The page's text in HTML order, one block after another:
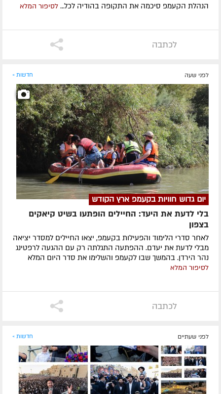
הנהלת הקעמפ סיכמה את התקופה בהודיה לכל... לסיפור המלא
לכתבה
לפני שעה חדשות »
יום גדוש חוויות בקעמפ ארץ הקודש
בלי לדעת את היעד: החיילים הופתעו בשיט קיאקים
בצפון
לאחר סדרי הלימוד והפעילות בקעמפ, יצאו החיילים למסדר יציאה
מבלי לדעת את יעדם. ההפתעה התגלתה רק עם ההגעה לרפטינג
נהר הירדן. בהמשך שבו לקעמפ והשלימו את סדר היום המלא
לסיפור המלא
לכתבה
לפני שעתיים חדשות »